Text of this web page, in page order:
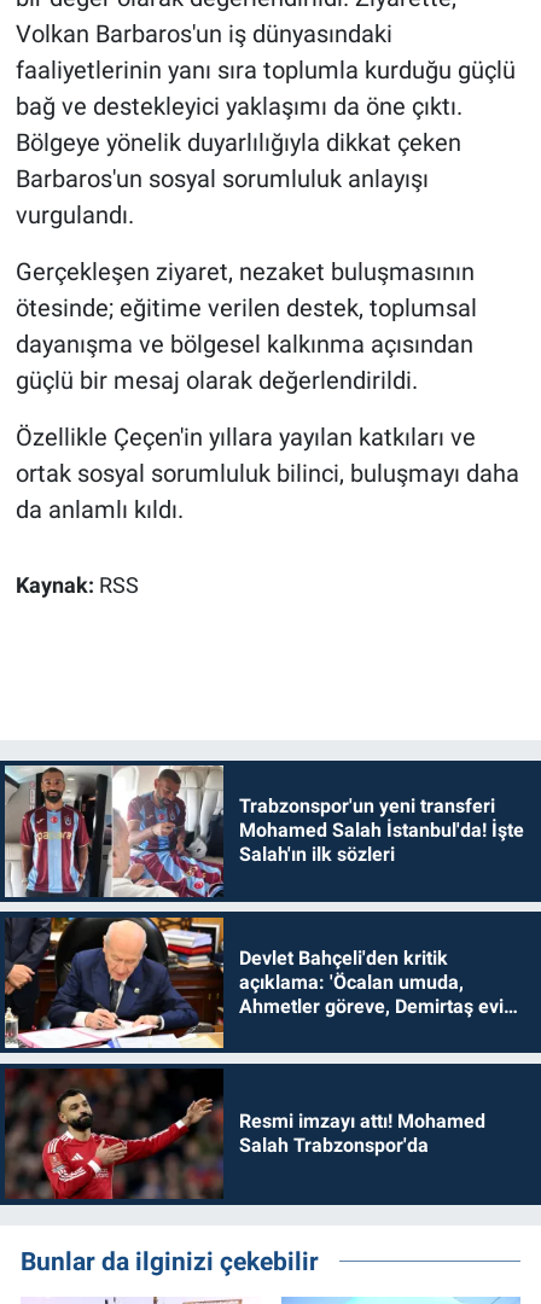
Volkan Barbaros'un iş dünyasındaki
faaliyetlerinin yanı sıra toplumla kurduğu güçlü
bağ ve destekleyici yaklaşımı da öne çıktı.
Bölgeye yönelik duyarlılığıyla dikkat çeken
Barbaros'un sosyal sorumluluk anlayışı
vurgulandı.
Gerçekleşen ziyaret, nezaket buluşmasının
ötesinde; eğitime verilen destek, toplumsal
dayanışma ve bölgesel kalkınma açısından
güçlü bir mesaj olarak değerlendirildi.
Özellikle Çeçen'in yıllara yayılan katkıları ve
ortak sosyal sorumluluk bilinci, buluşmayı daha
da anlamlı kıldı.
Kaynak: RSS
Trabzonspor'un yeni transferi
Mohamed Salah İstanbul'da! İşte
Salah'ın ilk sözleri
Devlet Bahçeli'den kritik
açıklama: 'Öcalan umuda,
Ahmetler göreve, Demirtaş evine
Resmi imzayı attı! Mohamed
Salah Trabzonspor'da
Bunlar da ilginizi çekebilir